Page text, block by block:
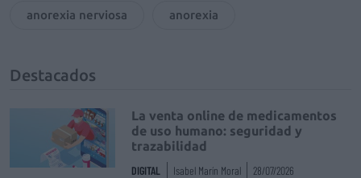
anorexia nerviosa anorexia
Destacados
La venta online de medicamentos
de uso humano: seguridad y
trazabilidad
DIGITAL Isabel Marín Moral 28/07/2026